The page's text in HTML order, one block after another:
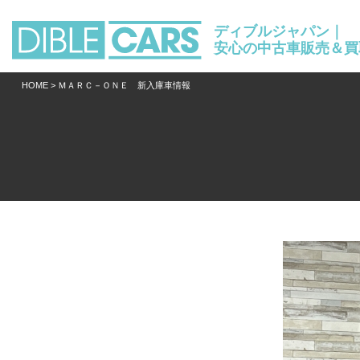
ディブルジャパン｜
安心の中古車販売＆
HOME > ＭＡＲＣ－ＯＮＥ 新入庫車情報